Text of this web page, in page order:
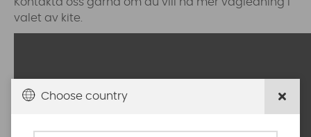
valet av kite.
Choose country